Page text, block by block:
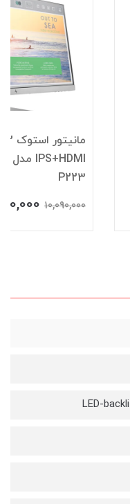
P223
10,090,000